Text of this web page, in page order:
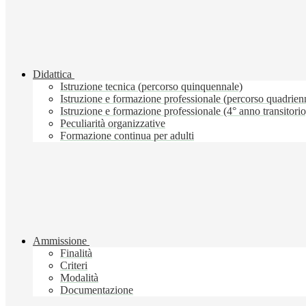
Didattica
Istruzione tecnica (percorso quinquennale)
Istruzione e formazione professionale (percorso
Istruzione e formazione professionale (4° anno
Peculiarità organizzative
Formazione continua per adulti
Ammissione
Finalità
Criteri
Modalità
Documentazione